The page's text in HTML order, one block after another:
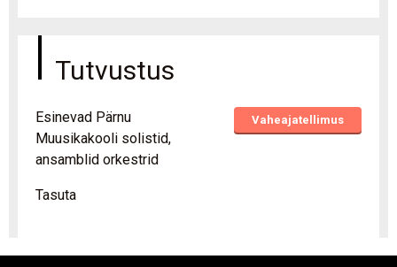
Tutvustus
Vaheajatellimus
Esinevad Pärnu
Muusikakooli solistid,
ansamblid orkestrid
Tasuta